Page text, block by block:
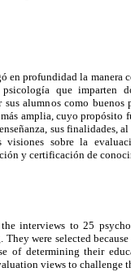
en profundidad la manera
que imparten
alumnos como buenos
amplia, cuyo propósito
sus finalidades,
sobre la
y certificación de
interviews to 25
They were selected
of determining their
views to